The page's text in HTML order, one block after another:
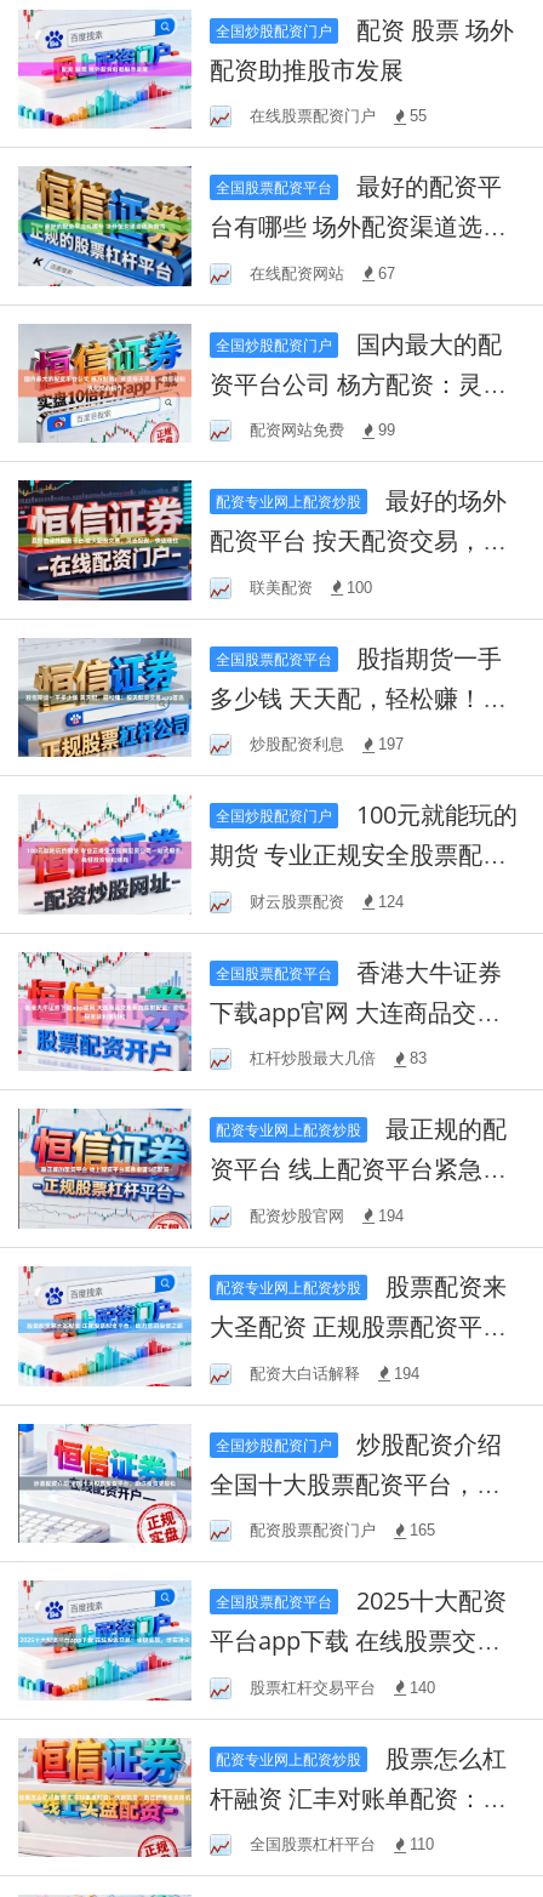
全国炒股配资门户
配资助推股市发展
在线股票配资门户 55
全国股票配资平台
最好的配资平
台有哪些 场外配资渠道选购
指南在线配资网站 67
全国炒股配资门户
资平台公司 杨方配资：灵活
按天交易，助您轻松优化资
金运作
配资网站免费 99
配资专业网上配资炒股
最好的场外
配资平台 按天配资交易，灵
活投资，快速赚钱
联美配资 100
全国股票配资平台
多少钱 天天配，轻松赚！按
天配资交易app首选
炒股配资利息 197
全国炒股配资门户
期货 专业正规安全股票配资
公司一站式服务，稳健投资
轻松赚钱
财云股票配资 124
全国股票配资平台
香港大牛证券
下载app官网 大连商品交易
所鑫东财配资：助您投资获
利更轻松
杠杆炒股最大几倍 83
配资专业网上配资炒股
最正规的配
资平台 线上配资平台紧急申
请5亿配资
配资炒股官网 194
配资专业网上配资炒股
大圣配资 正规股票配资平
台：助力您的投资之路
配资大白话解释 194
全国炒股配资门户
炒股配资介绍
全国十大股票配资平台，助
你投资更轻松
配资股票配资门户 165
全国股票配资平台
平台app下载 在线股票交
易：便捷高效，尽在指尖
股票杠杆交易平台 140
配资专业网上配资炒股
杆融资 汇丰对账单配资：快
速融资，助您把握投资良机
全国股票杠杆平台 110